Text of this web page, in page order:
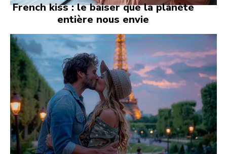
French kiss : le baiser que la planète
entière nous envie